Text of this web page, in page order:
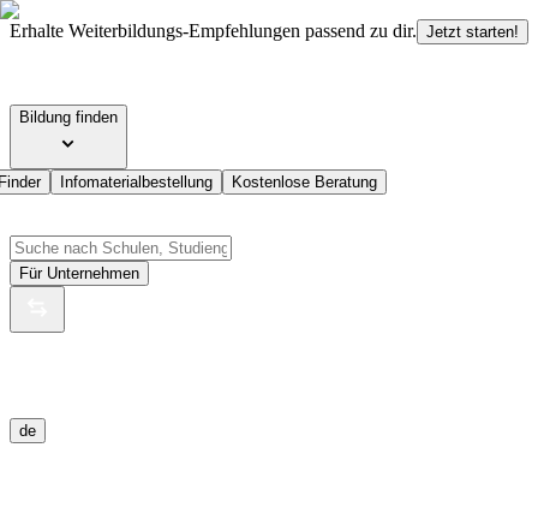
Erhalte Weiterbildungs-Empfehlungen passend zu dir. Jetzt starten!
Bildung finden
Infomaterialbestellung Kostenlose Beratung
Für Unternehmen
de